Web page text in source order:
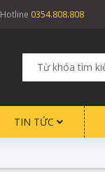
Hotline 0354.808.808
TIN TỨC